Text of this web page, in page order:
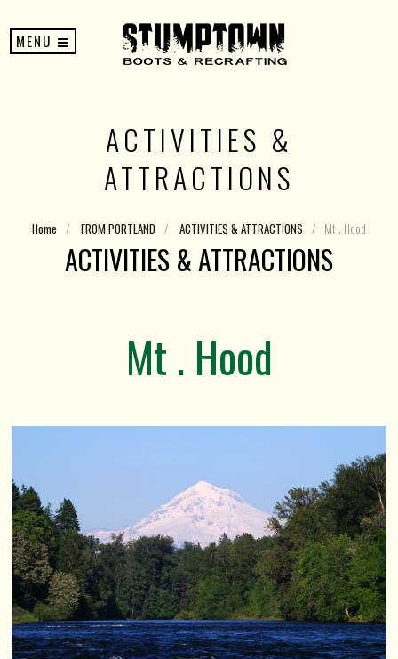
MENU
ACTIVITIES &
ATTRACTIONS
Home / FROM PORTLAND / ACTIVITIES & ATTRACTIONS / Mt . Hood
ACTIVITIES & ATTRACTIONS
Mt . Hood